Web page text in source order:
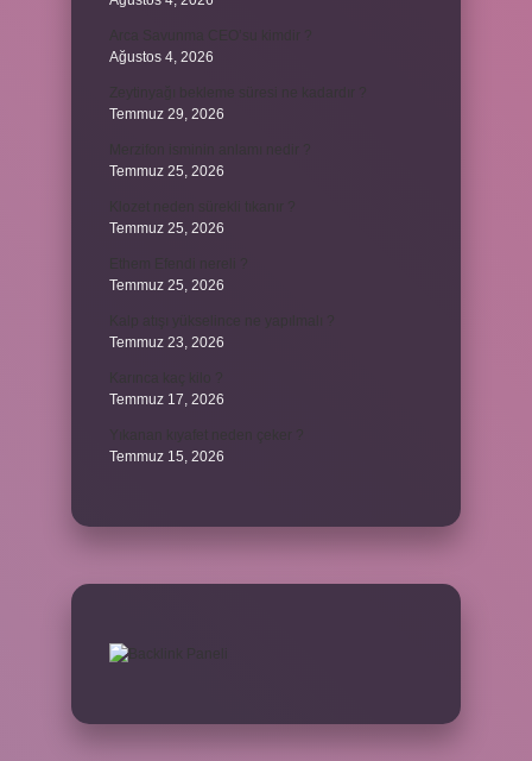
Ağustos 4, 2026
Temmuz 29, 2026
Temmuz 25, 2026
Temmuz 25, 2026
Temmuz 25, 2026
Temmuz 23, 2026
Temmuz 17, 2026
Temmuz 15, 2026